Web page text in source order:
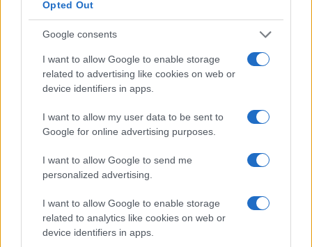
Opted Out
Google consents
I want to allow Google to enable storage
related to advertising like cookies on web or
device identifiers in apps.
I want to allow my user data to be sent to
Google for online advertising purposes.
I want to allow Google to send me
personalized advertising.
I want to allow Google to enable storage
related to analytics like cookies on web or
device identifiers in apps.
k p
NOTIZIE RECENTI
Controlli rafforzati in Costa Smeralda, 20
arresti e 135 denunce
Tre milioni di euro dalla Provincia Gallura per
nuove aule nelle scuole di Olbia
Incidente sulla provinciale 125, paura tra Olbia e
Incidente sulla strada provinciale ad Arzachena,